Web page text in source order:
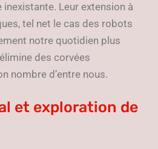
Leur extension à
tel net le cas des robots
notre quotidien plus
des corvées
nombre d’entre nous.
et exploration de